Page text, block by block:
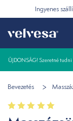
Ingyenes
ÚJDONSÁG! Szeretné
Bevezetés